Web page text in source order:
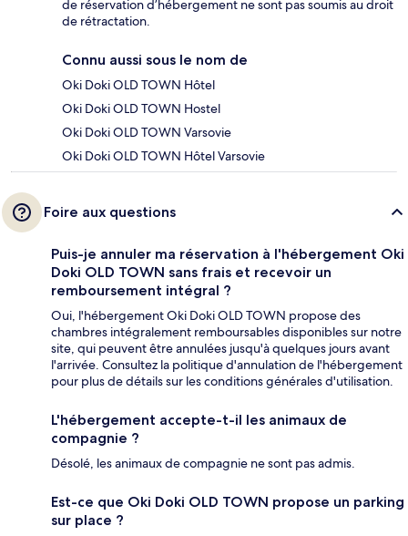
de réservation d’hébergement ne sont pas soumis au droit
de rétractation.
Connu aussi sous le nom de
Oki Doki OLD TOWN Hôtel
Oki Doki OLD TOWN Hostel
Oki Doki OLD TOWN Varsovie
Oki Doki OLD TOWN Hôtel Varsovie
Foire aux questions
Puis-je annuler ma réservation à l'hébergement Oki
Doki OLD TOWN sans frais et recevoir un
remboursement intégral ?
Oui, l'hébergement Oki Doki OLD TOWN propose des
chambres intégralement remboursables disponibles sur notre
site, qui peuvent être annulées jusqu'à quelques jours avant
l'arrivée. Consultez la politique d'annulation de l'hébergement
pour plus de détails sur les conditions générales d'utilisation.
L'hébergement accepte-t-il les animaux de
compagnie ?
Désolé, les animaux de compagnie ne sont pas admis.
Est-ce que Oki Doki OLD TOWN propose un parking
sur place ?